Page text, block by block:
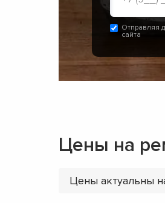
Отправляя
сайта
Цены на
Цены актуальны